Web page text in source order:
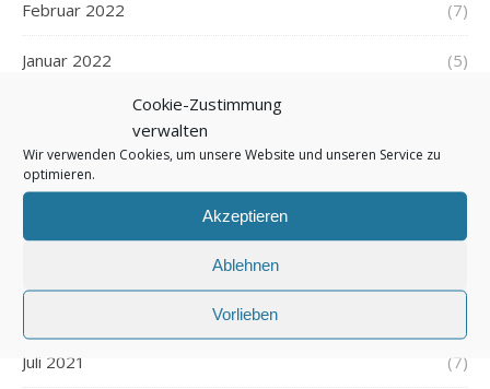
Cookie-Zustimmung
verwalten
Wir verwenden Cookies, um unsere Website und unseren Service zu
optimieren.
Akzeptieren
Ablehnen
Vorlieben
Februar 2022 (7)
Januar 2022 (5)
Dezember 2021
November 2021
Juli 2021 (7)